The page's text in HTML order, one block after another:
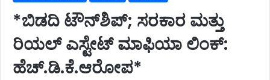
*ಬಿಡದಿ ಟೌನ್‌ಶಿಪ್; ಸರಕಾರ ಮತ್ತು
ರಿಯಲ್ ಎಸ್ಟೇಟ್ ಮಾಫಿಯಾ ಲಿಂಕ್:
ಹೆಚ್.ಡಿ.ಕೆ.ಆರೋಪ*